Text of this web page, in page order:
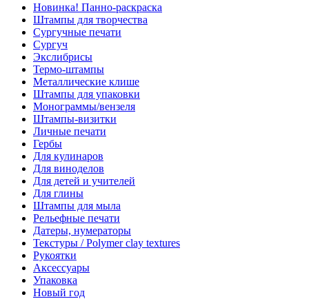
Новинка! Панно-раскраска
Штампы для творчества
Сургучные печати
Сургуч
Экслибрисы
Термо-штампы
Металлические клише
Штампы для упаковки
Монограммы/вензеля
Штампы-визитки
Личные печати
Гербы
Для кулинаров
Для виноделов
Для детей и учителей
Для глины
Штампы для мыла
Рельефные печати
Датеры, нумераторы
Текстуры / Polymer clay textures
Рукоятки
Аксессуары
Упаковка
Новый год